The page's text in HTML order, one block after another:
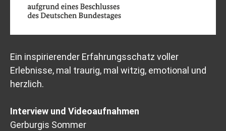
Ein inspirierender Erfahrungsschatz voller
Erlebnisse, mal traurig, mal witzig, emotional und
herzlich.
Interview und Videoaufnahmen
Gerburgis Sommer